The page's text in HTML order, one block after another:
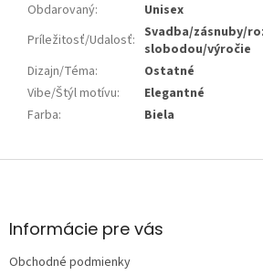
Obdarovaný:
Unisex
Príležitosť/Udalosť: Svadba/zásnuby/
slobodou/výročie
Dizajn/Téma:
Ostatné
Vibe/Štýl motívu:
Elegantné
Farba: Biela
Z
äInformácie pre vás
Obchodné podmienky